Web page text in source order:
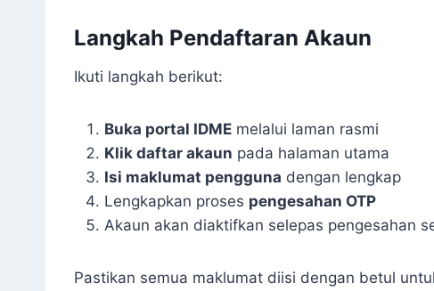
Langkah Pendaftaran Akaun
Ikuti langkah berikut:
Buka portal IDME melalui laman rasmi
Klik daftar akaun pada halaman utama
Isi maklumat pengguna dengan lengkap
Lengkapkan proses pengesahan OTP
Akaun akan diaktifkan selepas pengesahan
Pastikan semua maklumat diisi dengan betul